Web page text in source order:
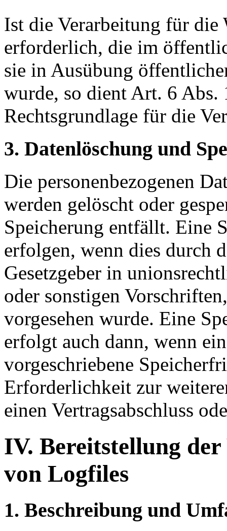
Ist die Verarbeitung für die
erforderlich, die im
sie in Ausübung
wurde, so dient Art. 6
Rechtsgrundlage für die
3. Datenlöschung und
Die personenbezogenen
werden gelöscht oder
Speicherung entfällt. Eine
erfolgen, wenn dies durch
Gesetzgeber in
oder sonstigen
vorgesehen wurde. Eine
erfolgt auch dann, wenn
vorgeschriebene
Erforderlichkeit zur
einen Vertragsabschluss
IV. Bereitstellung
von Logfiles
1. Beschreibung und